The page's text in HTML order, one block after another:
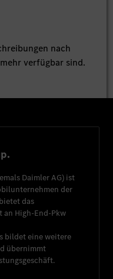
nach
verfügbar sind.
Daimler AG) ist
der
bietet das
an High-End-Pkw
bildet eine weitere
übernimmt